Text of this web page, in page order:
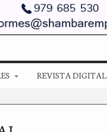
REVISTA DIGITAL